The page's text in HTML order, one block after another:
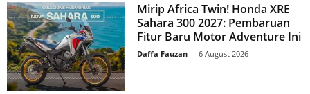
Mirip Africa Twin! Honda XRE
Sahara 300 2027: Pembaruan
Fitur Baru Motor Adventure Ini
Daffa Fauzan 6 August 2026